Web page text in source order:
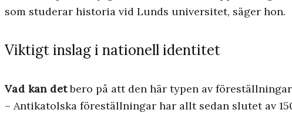
som studerar historia vid Lunds universitet, säger hon.
Viktigt inslag i nationell identitet
Vad kan detbero på att den här typen av
– Antikatolska föreställningar har allt sedan slutet av